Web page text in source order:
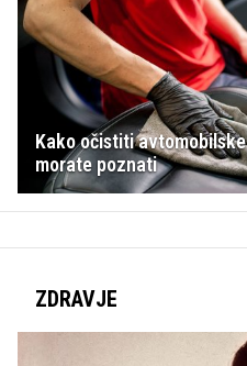
Kako očistiti
morate poznati
ZDRAVJE